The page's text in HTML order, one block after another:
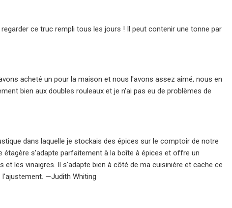
ce truc rempli tous les jours ! Il peut contenir une tonne par
acheté un pour la maison et nous l'avons assez aimé, nous en
bien aux doubles rouleaux et je n'ai pas eu de problèmes de
dans laquelle je stockais des épices sur le comptoir de notre
étagère s'adapte parfaitement à la boîte à épices et offre un
les vinaigres. Il s'adapte bien à côté de ma cuisinière et cache ce
—Judith Whiting